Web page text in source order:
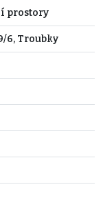
prostory
6, Troubky